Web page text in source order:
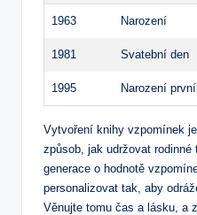
1963 Narození
1981 Svatební den
1995 Narození
Vytvoření knihy vzpomínek
způsob, jak udržovat
generace o hodnotě
personalizovat tak, aby
Věnujte tomu čas a lásku, a